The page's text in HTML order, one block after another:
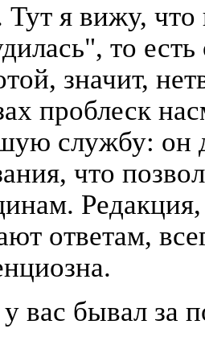
Тут я вижу,
то
значит,
проблеск
службу: он
что
Редакция,
ответам,
вас бывал за